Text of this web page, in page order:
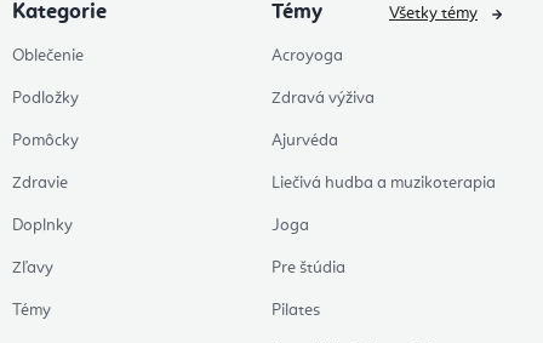
Kategorie
Oblečenie
Podložky
Pomôcky
Zdravie
Doplnky
Zľavy
Témy
Témy
Acroyoga
Zdravá výživa
Ajurvéda
Liečivá hudba a muzikoterapia
Joga
Pre štúdia
Pilates
Všetky témy